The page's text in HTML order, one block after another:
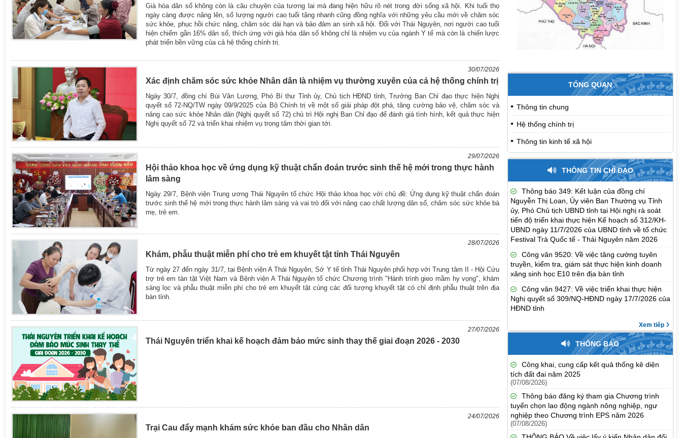
Già hóa dân số không còn là câu chuyện của tương lai mà đang hiện hữu rõ nét trong đời sống xã hội. Khi tuổi thọ
ngày càng được nâng lên, số lượng người cao tuổi tăng nhanh cũng đồng nghĩa với những yêu cầu mới về chăm sóc
sức khỏe, phục hồi chức năng, chăm sóc dài hạn và bảo đảm an sinh xã hội. Đối với Thái Nguyên, nơi người cao tuổi
hiện chiếm gần 16% dân số, thích ứng với già hóa dân số không chỉ là nhiệm vụ của ngành Y tế mà còn là chiến lược
phát triển bền vững của cả hệ thống chính trị.
30/07/2026
Xác định chăm sóc sức khỏe Nhân dân là nhiệm vụ thường xuyên của cả hệ thống chính trị
Ngày 30/7, đồng chí Bùi Văn Lương, Phó Bí thư Tỉnh ủy, Chủ tịch HĐND tỉnh, Trưởng Ban Chỉ đạo thực hiện Nghị
quyết số 72-NQ/TW ngày 09/9/2025 của Bộ Chính trị về một số giải pháp đột phá, tăng cường bảo vệ, chăm sóc và
nâng cao sức khỏe Nhân dân (Nghị quyết số 72) chủ trì Hội nghị Ban Chỉ đạo để đánh giá tình hình, kết quả thực hiện
Nghị quyết số 72 và triển khai nhiệm vụ trọng tâm thời gian tới.
29/07/2026
Hội thảo khoa học về ứng dụng kỹ thuật chẩn đoán trước sinh thế hệ mới trong thực hành
lâm sàng
Ngày 29/7, Bệnh viện Trung ương Thái Nguyên tổ chức Hội thảo khoa học với chủ đề: Ứng dụng kỹ thuật chẩn đoán
trước sinh thế hệ mới trong thực hành lâm sàng và vai trò đối với nâng cao chất lượng dân số, chăm sóc sức khỏe bà
mẹ, trẻ em.
28/07/2026
Khám, phẫu thuật miễn phí cho trẻ em khuyết tật tỉnh Thái Nguyên
Từ ngày 27 đến ngày 31/7, tại Bệnh viện A Thái Nguyên, Sở Y tế tỉnh Thái Nguyên phối hợp với Trung tâm II - Hội Cứu
trợ trẻ em tàn tật Việt Nam và Bệnh viện A Thái Nguyên tổ chức Chương trình "Hành trình gieo mầm hy vọng", khám
sàng lọc và phẫu thuật miễn phí cho trẻ em khuyết tật cùng các đối tượng khuyết tật có chỉ định phẫu thuật trên địa
bàn tỉnh.
27/07/2026
Thái Nguyên triển khai kế hoạch đảm bảo mức sinh thay thế giai đoạn 2026 - 2030
24/07/2026
Trại Cau đẩy mạnh khám sức khỏe ban đầu cho Nhân dân
TỔNG QUAN
Thông tin chung
Hệ thống chính trị
Thông tin kinh tế xã hội
THÔNG TIN CHỈ ĐẠO
Thông báo 349: Kết luận của đồng chí
Nguyễn Thị Loan, Ủy viên Ban Thường vụ Tỉnh
ủy, Phó Chủ tịch UBND tỉnh tại Hội nghị rà soát
tiến độ triển khai thực hiện Kế hoạch số 312/KH-
UBND ngày 11/7/2026 của UBND tỉnh về tổ chức
Festival Trà Quốc tế - Thái Nguyên năm 2026
Công văn 9520: Về việc tăng cường tuyên
truyền, kiểm tra, giám sát thực hiện kinh doanh
xăng sinh học E10 trên địa bàn tỉnh
Công văn 9427: Về việc triển khai thực hiện
Nghị quyết số 309/NQ-HĐND ngày 17/7/2026 của
HĐND tỉnh
Xem tiếp
THÔNG BÁO
Công khai, cung cấp kết quả thống kê diện
tích đất đai năm 2025
(07/08/2026)
Thông báo đăng ký tham gia Chương trình
tuyển chọn lao động ngành nông nghiệp, ngư
nghiệp theo Chương trình EPS năm 2026
(07/08/2026)